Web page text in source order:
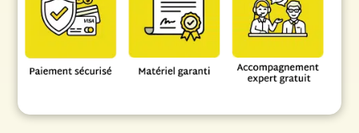
KBE
Berlin
DB+
-